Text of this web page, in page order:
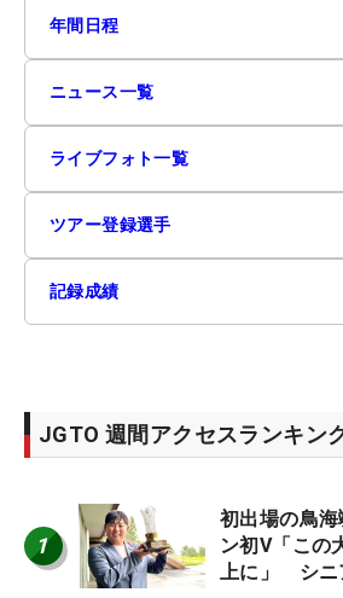
年間日程
ニュース一覧
ライブフォト一覧
ツアー登録選手
記録成績
JGTO 週間アクセスランキン
1
初出場の鳥
ン初V「この
上に」 シニ